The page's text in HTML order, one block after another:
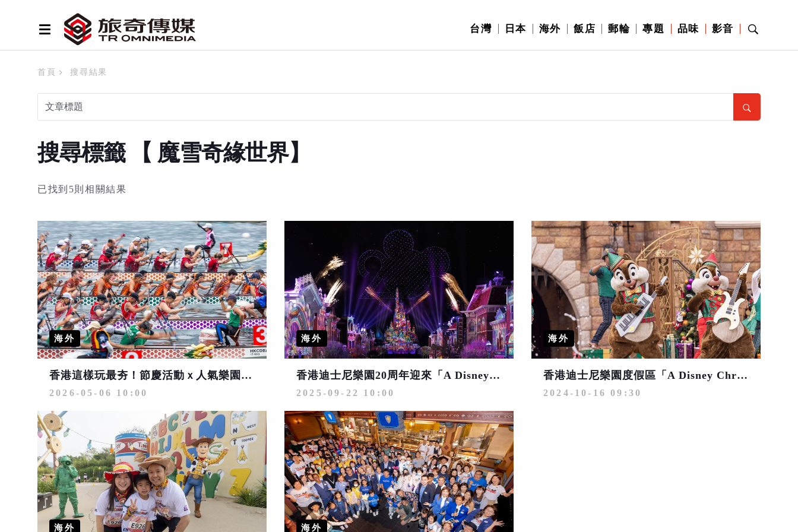
台灣 日本 海外 飯店 郵輪 專題 品味 影音
首頁 搜尋結果
搜尋標籤 【 魔雪奇緣世界】
已找到5則相關結果
海外
香港這樣玩最夯！節慶活動ｘ人氣樂園ｘ藝文展覽接力登場 四天三夜8,888元起
2026-05-06 10:00
海外
香港迪士尼樂園20周年迎來「A Disney Christmas」奇妙聖誕派對 一日門票加港幣 100 元即可升級雙日暢玩
2025-09-22 10:00
海外
香港迪士尼樂園度假區「A Disney Christmas」獨有節日傳統 迎接魔雪奇緣世界首個飄雪聖誕
2024-10-16 09:30
海外 海外